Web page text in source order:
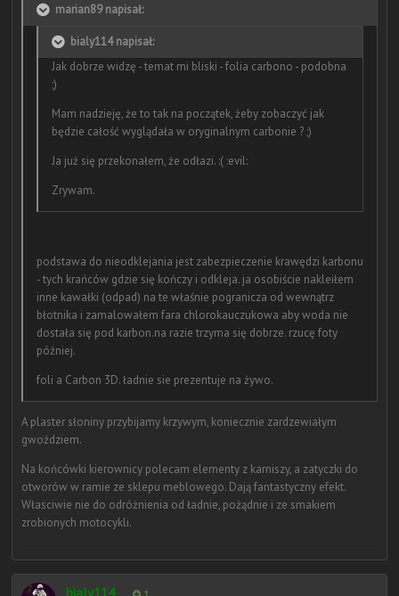
marian89 napisał:
bialy114 napisał:
Jak dobrze widzę - temat mi bliski - folia carbono - podobna
;)
Mam nadzieję, że to tak na początek, żeby zobaczyć jak
będzie całość wyglądała w oryginalnym carbonie ? ;)
Ja już się przekonałem, że odłazi. :( :evil:
Zrywam.
podstawa do nieodklejania jest zabezpieczenie krawędzi karbonu
- tych krańców gdzie się kończy i odkleja. ja osobiście nakleiłem
inne kawałki (odpad) na te właśnie pogranicza od wewnątrz
błotnika i zamalowałem fara chlorokauczukowa aby woda nie
dostała się pod karbon.na razie trzyma się dobrze. rzucę foty
później.
foli a Carbon 3D. ładnie sie prezentuje na żywo.
A plaster słoniny przybijamy krzywym, koniecznie zardzewiałym
gwoździem.
Na końcówki kierownicy polecam elementy z karniszy, a zatyczki do
otworów w ramie ze sklepu meblowego. Dają fantastyczny efekt.
Własciwie nie do odróżnienia od ładnie, pożądnie i ze smakiem
zrobionych motocykli.